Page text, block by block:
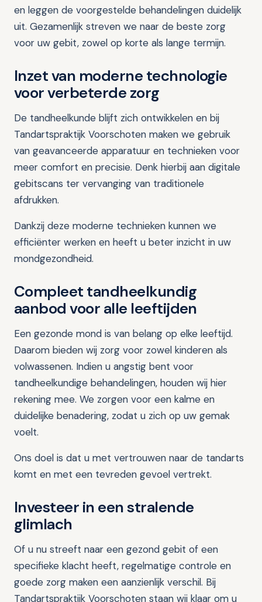
en leggen de voorgestelde behandelingen duidelijk
uit. Gezamenlijk streven we naar de beste zorg
voor uw gebit, zowel op korte als lange termijn.
Inzet van moderne technologie
voor verbeterde zorg
De tandheelkunde blijft zich ontwikkelen en bij
Tandartspraktijk Voorschoten maken we gebruik
van geavanceerde apparatuur en technieken voor
meer comfort en precisie. Denk hierbij aan digitale
gebitscans ter vervanging van traditionele
afdrukken.
Dankzij deze moderne technieken kunnen we
efficiënter werken en heeft u beter inzicht in uw
mondgezondheid.
Compleet tandheelkundig
aanbod voor alle leeftijden
Een gezonde mond is van belang op elke leeftijd.
Daarom bieden wij zorg voor zowel kinderen als
volwassenen. Indien u angstig bent voor
tandheelkundige behandelingen, houden wij hier
rekening mee. We zorgen voor een kalme en
duidelijke benadering, zodat u zich op uw gemak
voelt.
Ons doel is dat u met vertrouwen naar de tandarts
komt en met een tevreden gevoel vertrekt.
Investeer in een stralende
glimlach
Of u nu streeft naar een gezond gebit of een
specifieke klacht heeft, regelmatige controle en
goede zorg maken een aanzienlijk verschil. Bij
Tandartspraktijk Voorschoten staan wij klaar om u